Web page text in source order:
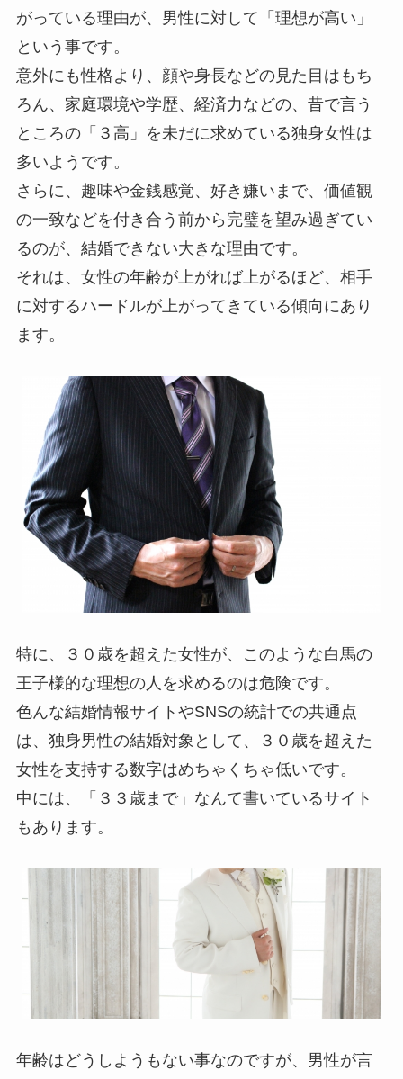
がっている理由が、男性に対して「理想が高い」
という事です。
意外にも性格より、顔や身長などの見た目はもち
ろん、家庭環境や学歴、経済力などの、昔で言う
ところの「３高」を未だに求めている独身女性は
多いようです。
さらに、趣味や金銭感覚、好き嫌いまで、価値観
の一致などを付き合う前から完璧を望み過ぎてい
るのが、結婚できない大きな理由です。
それは、女性の年齢が上がれば上がるほど、相手
に対するハードルが上がってきている傾向にあり
ます。
特に、３０歳を超えた女性が、このような白馬の
王子様的な理想の人を求めるのは危険です。
色んな結婚情報サイトやSNSの統計での共通点
は、独身男性の結婚対象として、３０歳を超えた
女性を支持する数字はめちゃくちゃ低いです。
中には、「３３歳まで」なんて書いているサイト
もあります。
年齢はどうしようもない事なのですが、男性が言